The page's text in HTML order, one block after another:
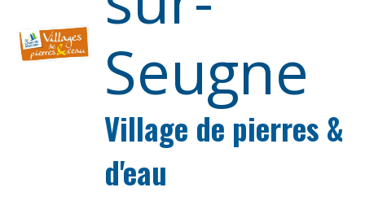
Seugne
Village de pierres &
d'eau